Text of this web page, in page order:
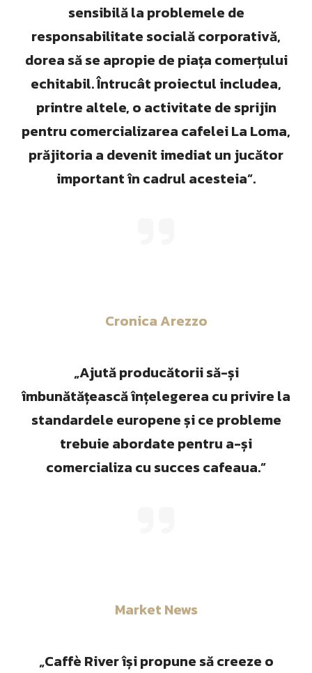
sensibilă la problemele de
responsabilitate socială corporativă,
dorea să se apropie de piața comerțului
echitabil. Întrucât proiectul includea,
printre altele, o activitate de sprijin
pentru comercializarea cafelei La Loma,
prăjitoria a devenit imediat un jucător
important în cadrul acesteia”.
Cronica Arezzo
„Ajută producătorii să-și
îmbunătățească înțelegerea cu privire la
standardele europene și ce probleme
trebuie abordate pentru a-și
comercializa cu succes cafeaua.”
Market News
„Caffè River își propune să creeze o